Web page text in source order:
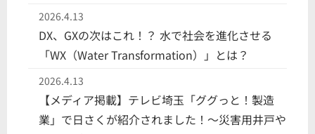
2026.4.13
DX、GXの次はこれ！？ 水で社会を進化させる
「WX（Water Transformation）」とは？
2026.4.13
【メディア掲載】テレビ埼玉「ググっと！製造
業」で日さくが紹介されました！〜災害用井戸や